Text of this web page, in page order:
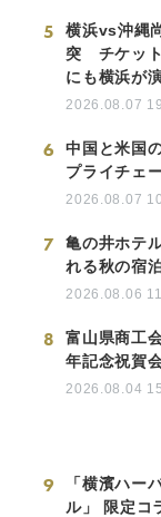
5
横浜vs沖縄
突 チケッ
にも横浜が
2026.08.07
6
中国と米国
プライチェ
2026.08.07
7
亀の井ホテ
れる秋の宿
2026.08.06
8
富山県商工
年記念祝賀
2026.08.04
9
「横濱ハー
ル」 限定コ